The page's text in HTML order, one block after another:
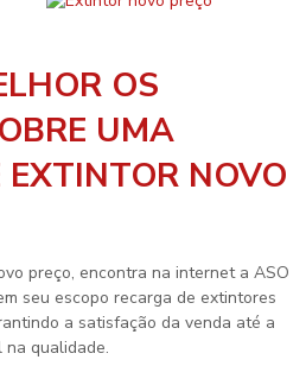
OS
UMA
EXTINTOR NOVO
preço, encontra na internet a ASO
seu escopo recarga de extintores
a satisfação da venda até a
qualidade.